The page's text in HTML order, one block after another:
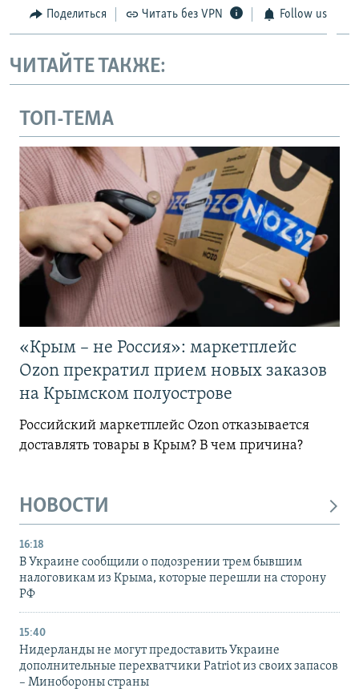
Поделиться Читать без VPN Follow us
ЧИТАЙТЕ ТАКЖЕ:
ТОП-ТЕМА
«Крым – не Россия»: маркетплейс
Ozon прекратил прием новых заказов
на Крымском полуострове
Российский маркетплейс Ozon отказывается
доставлять товары в Крым? В чем причина?
НОВОСТИ
16:18
В Украине сообщили о подозрении трем бывшим
налоговикам из Крыма, которые перешли на сторону
РФ
15:40
Нидерланды не могут предоставить Украине
дополнительные перехватчики Patriot из своих запасов
– Минобороны страны